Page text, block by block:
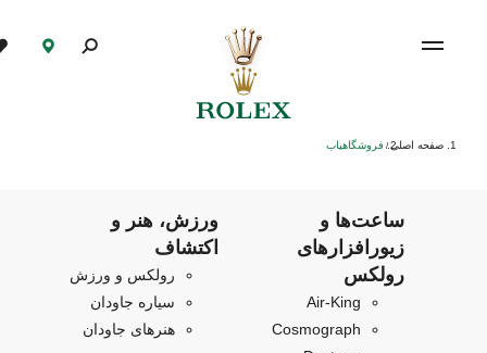
صفحه اصلی/ فروشگاهیاب
ساعت‌ها و
زیورافزارهای
رولکس
Air‑King
Cosmograph
ورزش، هنر و
اکتشاف
رولکس و ورزش
سیاره جاودان
هنرهای جاودان